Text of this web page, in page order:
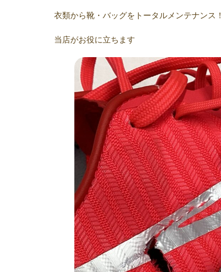
衣類から靴・バッグをトータルメンテナンス！
当店がお役に立ちます